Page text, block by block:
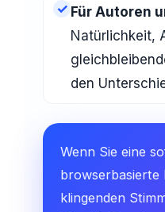
✓ Für Autoren
Natürlichkeit,
den
Wenn Sie eine
browserbasierte
klingenden